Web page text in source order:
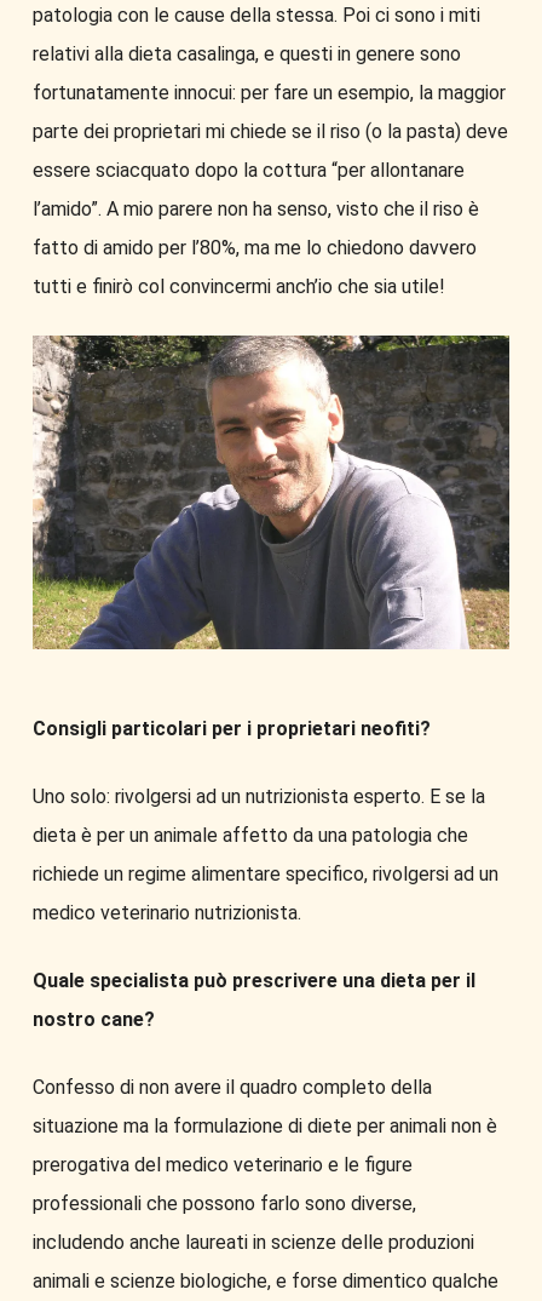
patologia con le cause della stessa. Poi ci sono i miti
relativi alla dieta casalinga, e questi in genere sono
fortunatamente innocui: per fare un esempio, la maggior
parte dei proprietari mi chiede se il riso (o la pasta) deve
essere sciacquato dopo la cottura “per allontanare
l’amido”. A mio parere non ha senso, visto che il riso è
fatto di amido per l’80%, ma me lo chiedono davvero
tutti e finirò col convincermi anch’io che sia utile!
Consigli particolari per i proprietari neofiti?
Uno solo: rivolgersi ad un nutrizionista esperto. E se la
dieta è per un animale affetto da una patologia che
richiede un regime alimentare specifico, rivolgersi ad un
medico veterinario nutrizionista.
Quale specialista può prescrivere una dieta per il
nostro cane?
Confesso di non avere il quadro completo della
situazione ma la formulazione di diete per animali non è
prerogativa del medico veterinario e le figure
professionali che possono farlo sono diverse,
includendo anche laureati in scienze delle produzioni
animali e scienze biologiche, e forse dimentico qualche